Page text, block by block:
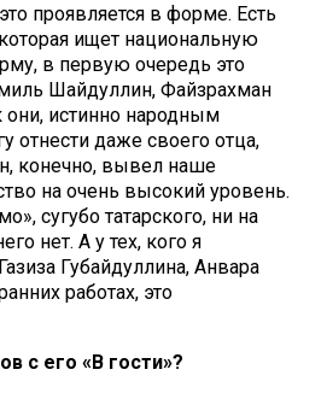
проявляется в форме. Есть
ищет национальную
в первую очередь это
Шайдуллин, Файзрахман
истинно народным
отнести даже своего отца,
конечно, вывел наше
на очень высокий уровень.
сугубо татарского, ни на
нет. А у тех, кого я
Губайдуллина, Анвара
работах, это
с его «В гости»?